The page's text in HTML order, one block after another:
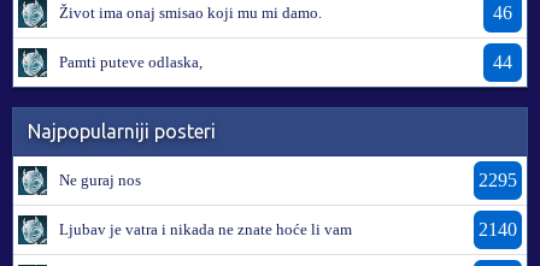
Život ima onaj smisao koji mu mi damo. 46
Pamti puteve odlaska, 44
Najpopularniji posteri
Ne guraj nos 2295
Ljubav je vatra i nikada ne znate hoće li vam 2140